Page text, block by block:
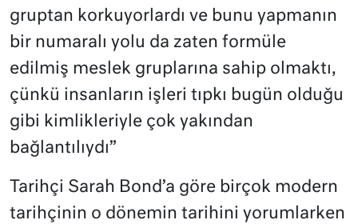
gruptan korkuyorlardı ve bunu yapmanın
bir numaralı yolu da zaten formüle
edilmiş meslek gruplarına sahip olmaktı,
çünkü insanların işleri tıpkı bugün olduğu
gibi kimlikleriyle çok yakından
bağlantılıydı”
Tarihçi Sarah Bond’a göre birçok modern
tarihçinin o dönemin tarihini yorumlarken